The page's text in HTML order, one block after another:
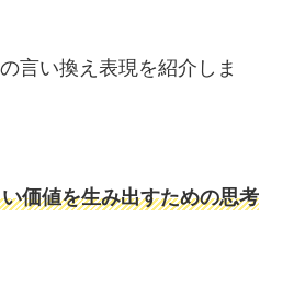
言い換え表現を紹介しま
価値を生み出すための思考